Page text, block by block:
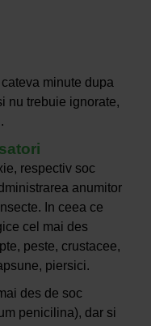
minute dupa
nu trebuie ignorate,
respectiv soc
anumitor
In ceea ce
cel mai des
peste, crustacee,
piersici.
des de soc
penicilina), dar si